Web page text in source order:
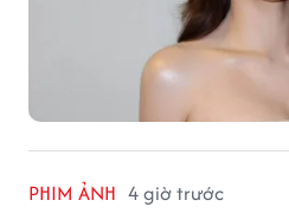
PHIM ẢNH 4 giờ trước